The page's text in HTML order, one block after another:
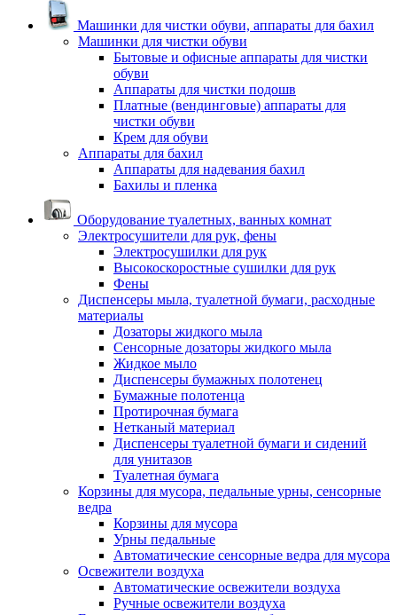
Машинки для чистки обуви, аппараты для бахил
Машинки для чистки обуви
Бытовые и офисные аппараты для чистки
обуви
Аппараты для чистки подошв
Платные (вендинговые) аппараты для
чистки обуви
Крем для обуви
Аппараты для бахил
Аппараты для надевания бахил
Бахилы и пленка
Оборудование туалетных, ванных комнат
Электросушители для рук, фены
Электросушилки для рук
Высокоскоростные сушилки для рук
Фены
Диспенсеры мыла, туалетной бумаги, расходные
материалы
Дозаторы жидкого мыла
Сенсорные дозаторы жидкого мыла
Жидкое мыло
Диспенсеры бумажных полотенец
Бумажные полотенца
Протирочная бумага
Нетканый материал
Диспенсеры туалетной бумаги и сидений
для унитазов
Туалетная бумага
Корзины для мусора, педальные урны, сенсорные
ведра
Корзины для мусора
Урны педальные
Автоматические сенсорные ведра для мусора
Освежители воздуха
Автоматические освежители воздуха
Ручные освежители воздуха